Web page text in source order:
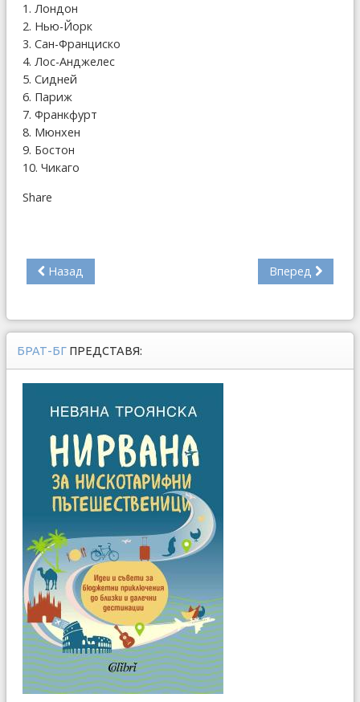
1. Лондон
2. Нью-Йорк
3. Сан-Франциско
4. Лос-Анджелес
5. Сидней
6. Париж
7. Франкфурт
8. Мюнхен
9. Бостон
10. Чикаго
Share
Назад Вперед
БРАТ-БГ ПРЕДСТАВЯ: